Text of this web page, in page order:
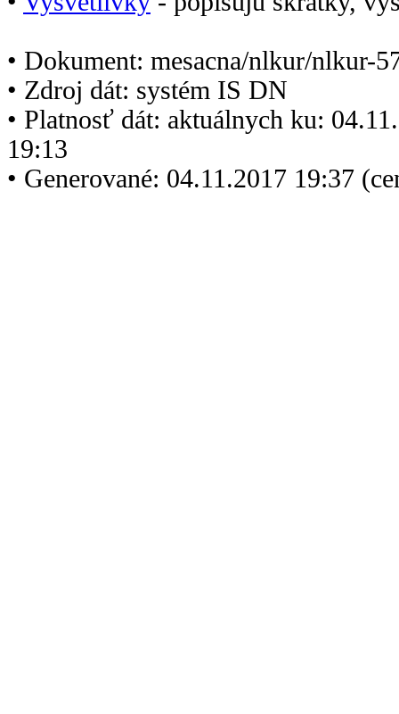
• Dokument: mesacna/nlkur/nlkur-
• Zdroj dát: systém IS DN
• Platnosť dát: aktuálnych ku:
19:13
• Generované: 04.11.2017 19:37